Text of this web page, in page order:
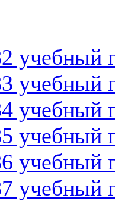
учебный
учебный
учебный
учебный
учебный
учебный